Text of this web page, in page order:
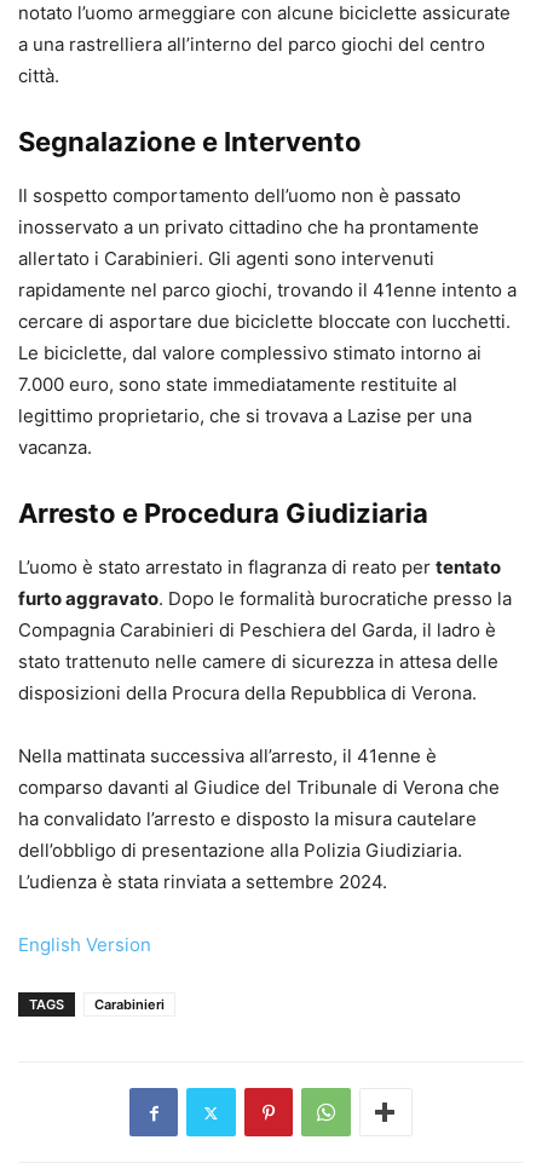
notato l’uomo armeggiare con alcune biciclette assicurate
a una rastrelliera all’interno del parco giochi del centro
città.
Segnalazione e Intervento
Il sospetto comportamento dell’uomo non è passato
inosservato a un privato cittadino che ha prontamente
allertato i Carabinieri. Gli agenti sono intervenuti
rapidamente nel parco giochi, trovando il 41enne intento a
cercare di asportare due biciclette bloccate con lucchetti.
Le biciclette, dal valore complessivo stimato intorno ai
7.000 euro, sono state immediatamente restituite al
legittimo proprietario, che si trovava a Lazise per una
vacanza.
Arresto e Procedura Giudiziaria
L’uomo è stato arrestato in flagranza di reato per tentato
furto aggravato. Dopo le formalità burocratiche presso la
Compagnia Carabinieri di Peschiera del Garda, il ladro è
stato trattenuto nelle camere di sicurezza in attesa delle
disposizioni della Procura della Repubblica di Verona.
Nella mattinata successiva all’arresto, il 41enne è
comparso davanti al Giudice del Tribunale di Verona che
ha convalidato l’arresto e disposto la misura cautelare
dell’obbligo di presentazione alla Polizia Giudiziaria.
L’udienza è stata rinviata a settembre 2024.
English Version
TAGS Carabinieri